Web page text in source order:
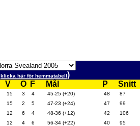
klicka här för hemmatabell)
V O F Mål P Snitt
15 3 4 45-25 (+20) 48
87
15 2 5 47-23 (+24) 47
99
12 6 4 48-36 (+12) 42
106
12 4 6 56-34 (+22) 40
95